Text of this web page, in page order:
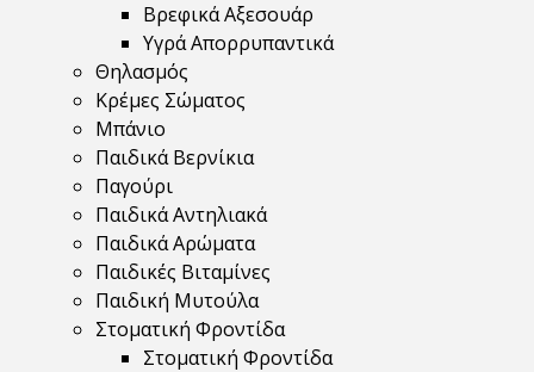
Βρεφικά Αξεσουάρ
Υγρά Απορρυπαντικά
Θηλασμός
Κρέμες Σώματος
Μπάνιο
Παιδικά Βερνίκια
Παγούρι
Παιδικά Αντηλιακά
Παιδικά Αρώματα
Παιδικές Βιταμίνες
Παιδική Μυτούλα
Στοματική Φροντίδα
Στοματική Φροντίδα